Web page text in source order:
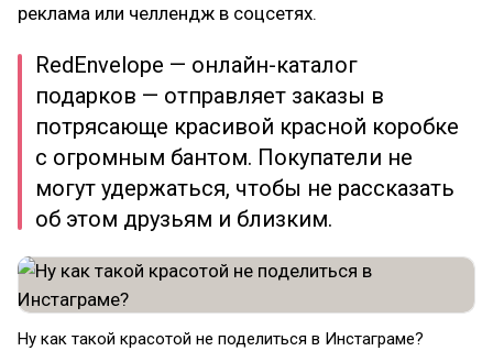
реклама или челлендж в соцсетях.
RedEnvelope — онлайн-каталог
подарков — отправляет заказы в
потрясающе красивой красной коробке
с огромным бантом. Покупатели не
могут удержаться, чтобы не рассказать
об этом друзьям и близким.
Ну как такой красотой не поделиться в Инстаграме?